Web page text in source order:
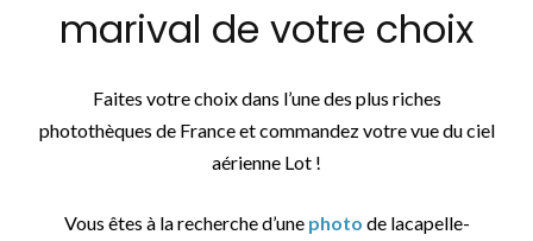
marival de votre choix
Faites votre choix dans l’une des plus riches
photothèques de France et commandez votre vue du ciel
aérienne Lot !
Vous êtes à la recherche d’une photo de lacapelle-